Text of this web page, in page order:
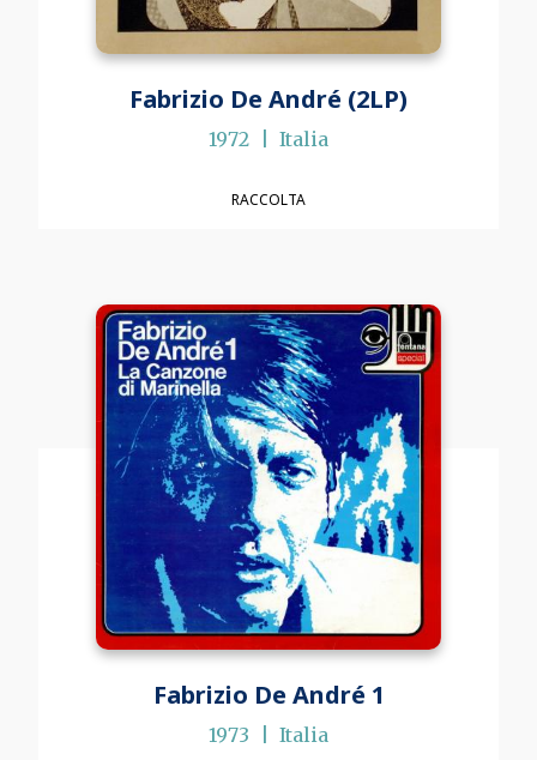
Fabrizio De André (2LP)
1972 Italia
RACCOLTA
Fabrizio De André 1
1973 Italia